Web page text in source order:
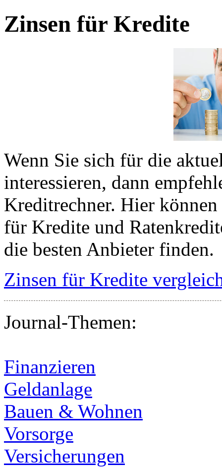
Zinsen für Kredite
Wenn Sie sich für die
interessieren, dann
Kreditrechner. Hier
für Kredite und
die besten Anbieter finden.
Zinsen für Kredite
Journal-Themen:
Finanzieren
Geldanlage
Bauen & Wohnen
Vorsorge
Versicherungen